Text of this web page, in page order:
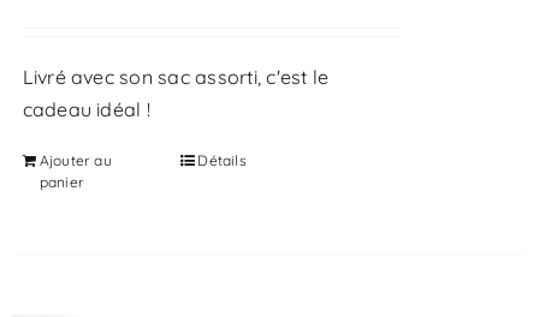
Livré avec son sac assorti, c'est le
cadeau idéal !
Ajouter au
panier
Détails